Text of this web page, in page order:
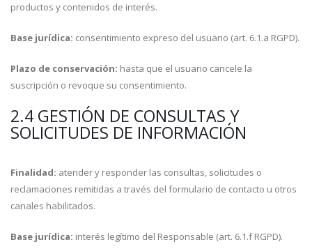
productos y contenidos de interés.
Base jurídica: consentimiento expreso del usuario (art. 6.1.a RGPD).
Plazo de conservación: hasta que el usuario cancele la
suscripción o revoque su consentimiento.
2.4 GESTIÓN DE CONSULTAS Y
SOLICITUDES DE INFORMACIÓN
Finalidad: atender y responder las consultas, solicitudes o
reclamaciones remitidas a través del formulario de contacto u otros
canales habilitados.
Base jurídica: interés legítimo del Responsable (art. 6.1.f RGPD).